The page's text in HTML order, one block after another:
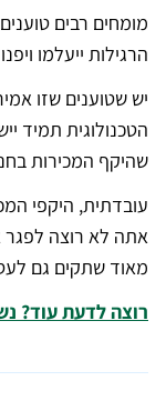
הרגילות ייעלמו
יש שטוענים שזו
הטכנולוגית תמיד
שהיקף המכירות
עובדתית, היקפי
אתה לא רוצה לפגר
מאוד שתקים גם
רוצה לדעת עוד?